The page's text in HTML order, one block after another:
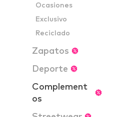
Ocasiones
Exclusivo
Reciclado
Zapatos
Deporte
Complement
os